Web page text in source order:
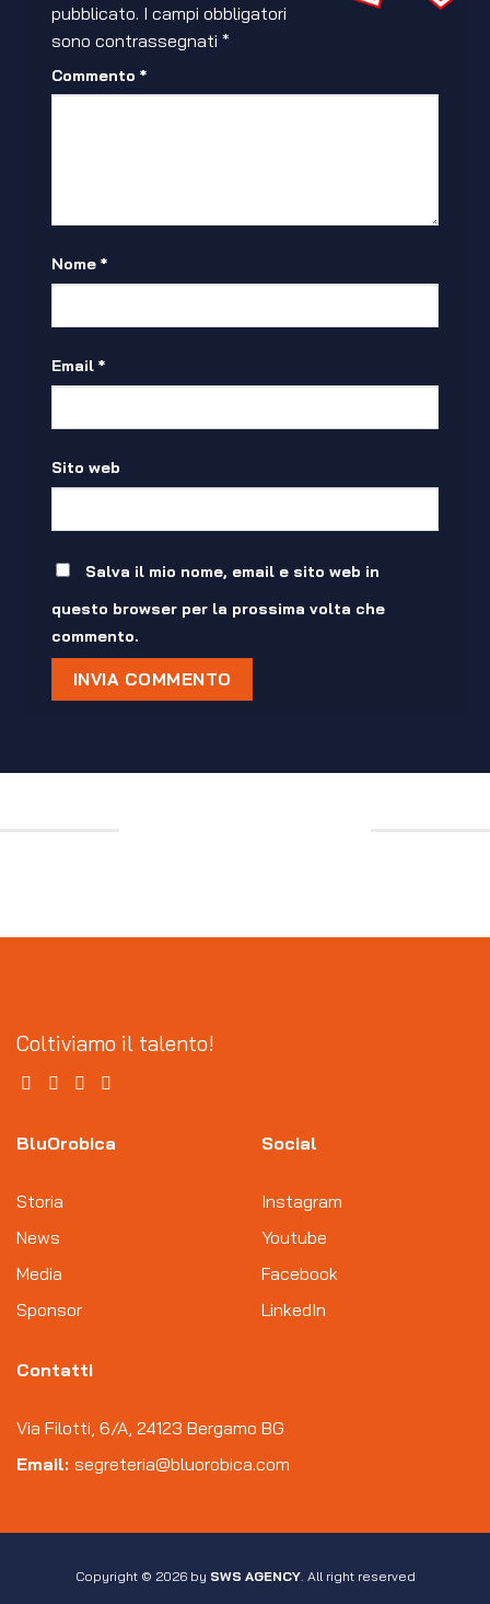
pubblicato. I campi obbligatori
sono contrassegnati*
Commento*
Nome*
Email*
Sito web
Salva il mio nome, email e sito web in
questo browser per la prossima volta che
commento.
Coltiviamo il talento!
BluOrobica
Storia
News
Media
Sponsor
Social
Instagram
Youtube
Facebook
LinkedIn
Contatti
Via Filotti, 6/A, 24123 Bergamo BG
Email: segreteria@bluorobica.com
Copyright © 2026 by SWS AGENCY. All right reserved